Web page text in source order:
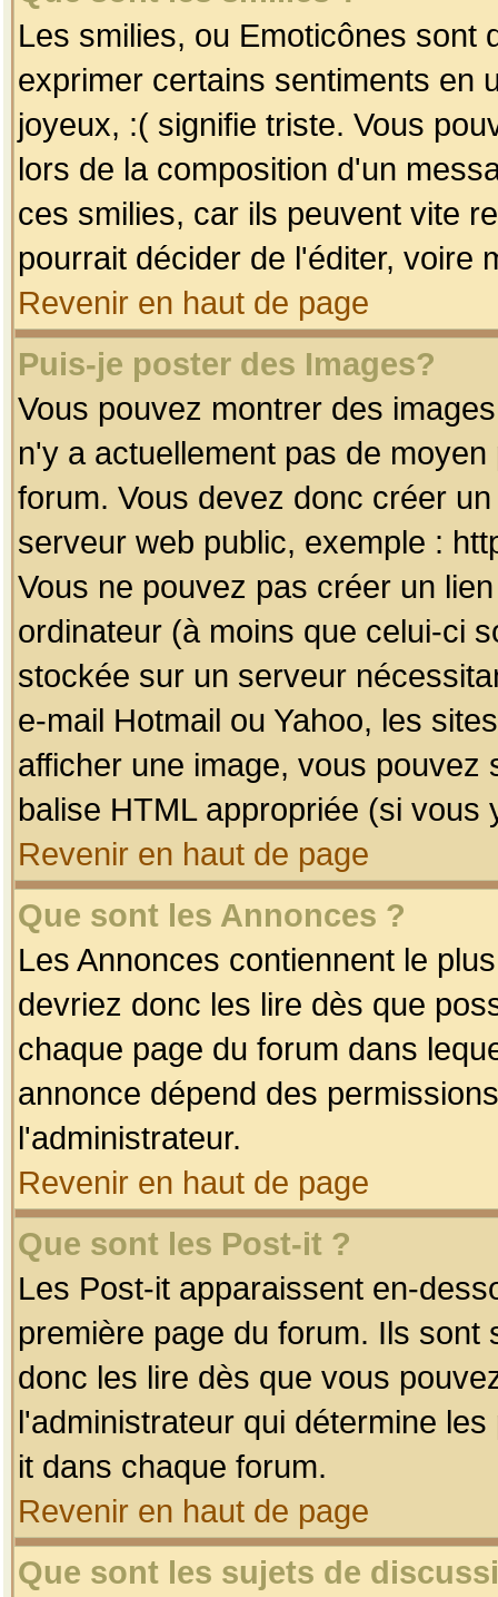
Les smilies, ou Emoticônes sont
exprimer certains sentiments en
joyeux, :( signifie triste. Vous
lors de la composition d'un
ces smilies, car ils peuvent vite
pourrait décider de l'éditer, voire
Revenir en haut de page
Puis-je poster des Images?
Vous pouvez montrer des
n'y a actuellement pas de
forum. Vous devez donc créer
serveur web public, exemple :
Vous ne pouvez pas créer un
ordinateur (à moins que celui-ci
stockée sur un serveur
e-mail Hotmail ou Yahoo, les
afficher une image, vous pouvez
balise HTML appropriée (si vous
Revenir en haut de page
Que sont les Annonces ?
Les Annonces contiennent le
devriez donc les lire dès que
chaque page du forum dans
annonce dépend des
l'administrateur.
Revenir en haut de page
Que sont les Post-it ?
Les Post-it apparaissent en-
première page du forum. Ils
donc les lire dès que vous
l'administrateur qui détermine
it dans chaque forum.
Revenir en haut de page
Que sont les sujets de